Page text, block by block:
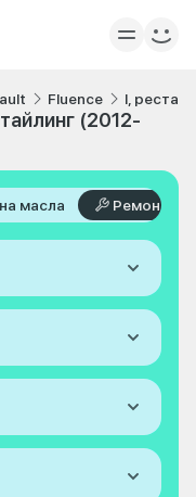
Fluence I,
(2012-
масла Ремонт